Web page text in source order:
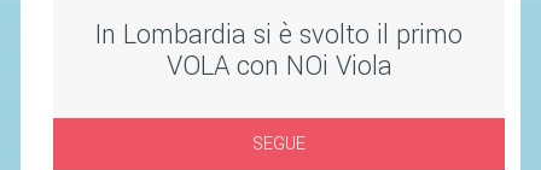
In Lombardia si è svolto il primo
VOLA con NOi Viola
SEGUE
AVVISI E BANDI